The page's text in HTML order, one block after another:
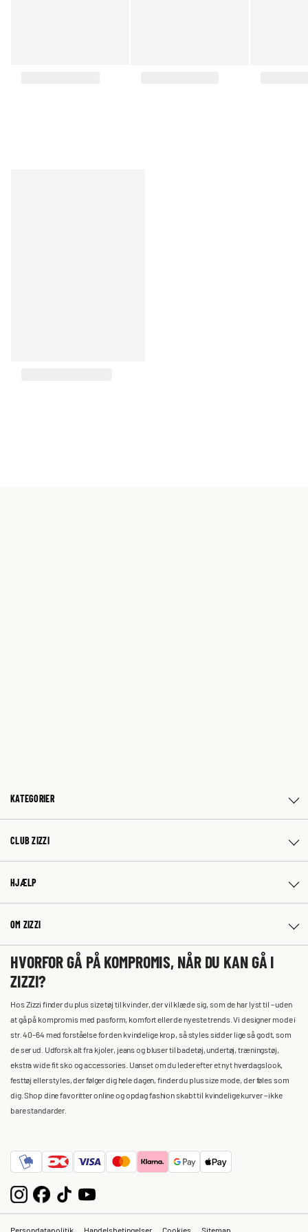
KATEGORIER
CLUB ZIZZI
HJÆLP
OM ZIZZI
HVORFOR GÅ PÅ KOMPROMIS, NÅR DU KAN GÅ I
ZIZZI?
Hos Zizzi finder du plus size tøj til kvinder, der vil klæde sig, som de har lyst til – uden
at gå på kompromis med pasform, komfort eller de nyeste trends. Vi designer mode i
str. 40-64 med forståelse for den kvindelige krop, så styles sidder lige så godt, som
de ser ud. Udforsk alt fra kjoler, jeans og bluser til badetøj, undertøj, træningstøj,
ekstra wide fit sko og accessories. Uanset om du leder efter et nyt hverdagslook,
festtøj eller styles, der følger dig hele dagen, finder du plus size mode, der føles som
dig. Shop dine favoritter online og opdag fashion skabt til kvindelige kurver – ikke
bare standarder.